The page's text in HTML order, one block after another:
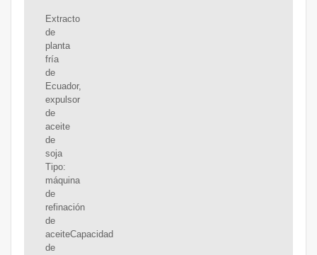
Extracto
de
planta
fría
de
Ecuador,
expulsor
de
aceite
de
soja
Tipo:
máquina
de
refinación
de
aceiteCapacidad
de